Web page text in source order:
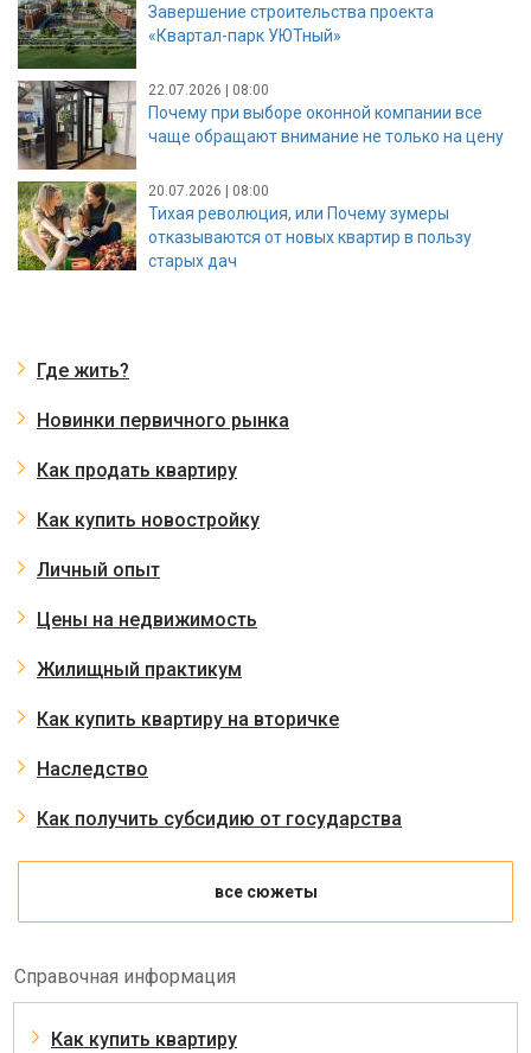
Завершение строительства проекта
«Квартал-парк УЮТный»
22.07.2026 | 08:00
Почему при выборе оконной компании все
чаще обращают внимание не только на цену
20.07.2026 | 08:00
Тихая революция, или Почему зумеры
отказываются от новых квартир в пользу
старых дач
Где жить?
Новинки первичного рынка
Как продать квартиру
Как купить новостройку
Личный опыт
Цены на недвижимость
Жилищный практикум
Как купить квартиру на вторичке
Наследство
Как получить субсидию от государства
все сюжеты
Справочная информация
Как купить квартиру